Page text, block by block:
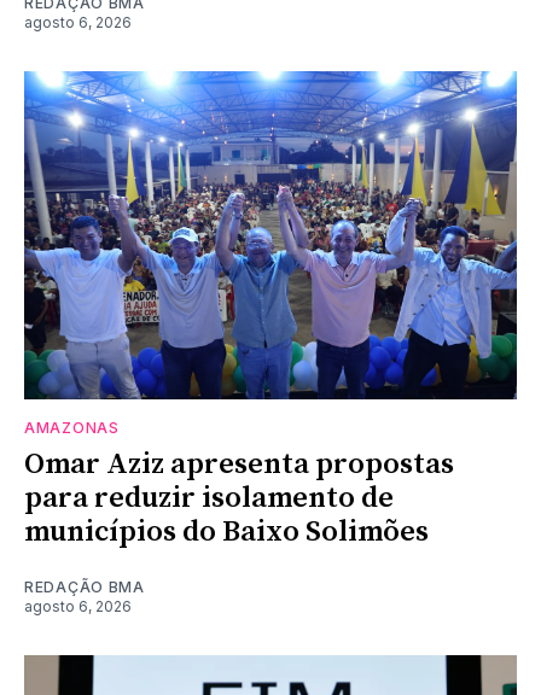
agosto 6, 2026
AMAZONAS
Omar Aziz apresenta propostas
para reduzir isolamento de
municípios do Baixo Solimões
REDAÇÃO BMA
agosto 6, 2026